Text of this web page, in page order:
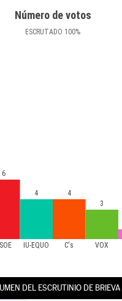
Número de votos
ESCRUTADO 100%
IU-EQUO C's VOX
6
4
4
3
DEL ESCRUTINIO DE BRIEVA